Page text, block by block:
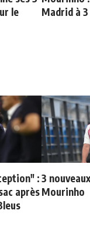
le
Madrid à
:
après
3
Mourinho